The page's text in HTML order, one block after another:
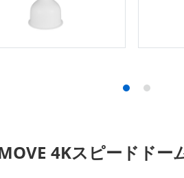
1 2
4Kスピードドー